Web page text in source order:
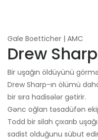
Gale Boetticher | AMC
Drew Sharp
Bir uşağın öldüyünü
Drew Sharp-ın ölümü
bir sıra hadisələr gətirir.
Gənc oğlan təsadüfən
Todd bir silah çıxarıb
sadist olduğunu sübut